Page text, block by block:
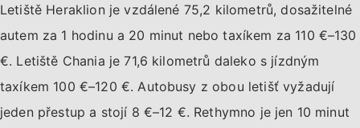
Letiště Heraklion je vzdálené 75,2 kilometrů, dosažitelné
autem za 1 hodinu a 20 minut nebo taxíkem za 110 €–130
€. Letiště Chania je 71,6 kilometrů daleko s jízdným
taxíkem 100 €–120 €. Autobusy z obou letišť vyžadují
jeden přestup a stojí 8 €–12 €. Rethymno je jen 10 minut